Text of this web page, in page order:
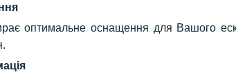
оптимальне оснащення для Вашого